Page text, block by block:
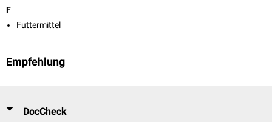
F
Futtermittel
Empfehlung
DocCheck